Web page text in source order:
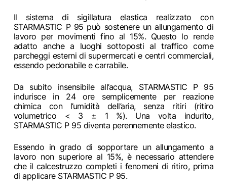
Il sistema di sigillatura elastica realizzato con
STARMASTIC P 95 può sostenere un allungamento di
lavoro per movimenti fino al 15%. Questo lo rende
adatto anche a luoghi sottoposti al traffico come
parcheggi esterni di supermercati e centri commerciali,
essendo pedonabile e carrabile.
Da subito insensibile all’acqua, STARMASTIC P 95
indurisce in 24 ore semplicemente per reazione
chimica con l’umidità dell’aria, senza ritiri (ritiro
volumetrico < 3 ± 1 %). Una volta indurito,
STARMASTIC P 95 diventa perennemente elastico.
Essendo in grado di sopportare un allungamento a
lavoro non superiore al 15%, è necessario attendere
che il calcestruzzo completi i fenomeni di ritiro, prima
di applicare STARMASTIC P 95.